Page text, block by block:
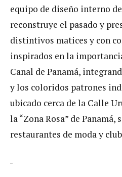
equipo de diseño interno
reconstruye el pasado y
distintivos matices y con
inspirados en la
Canal de Panamá,
y los coloridos patrones
ubicado cerca de la Calle
la “Zona Rosa” de Panamá,
restaurantes de moda y